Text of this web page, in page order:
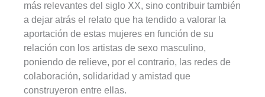
más relevantes del siglo XX, sino contribuir también
a dejar atrás el relato que ha tendido a valorar la
aportación de estas mujeres en función de su
relación con los artistas de sexo masculino,
poniendo de relieve, por el contrario, las redes de
colaboración, solidaridad y amistad que
construyeron entre ellas.